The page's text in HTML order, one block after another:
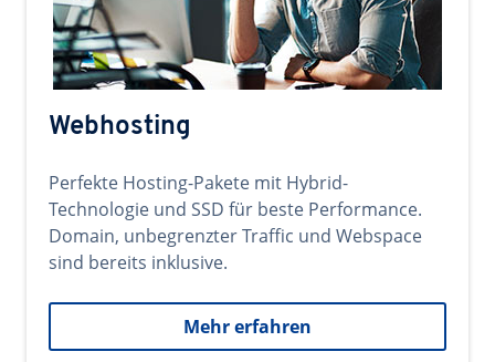
Webhosting
Perfekte Hosting-Pakete mit Hybrid-
Technologie und SSD für beste Performance.
Domain, unbegrenzter Traffic und Webspace
sind bereits inklusive.
Mehr erfahren